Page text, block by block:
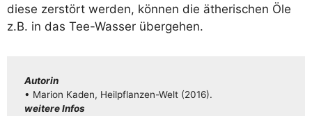
die­se zer­stört wer­den, kön­nen die äthe­ri­schen Öle
z.B. in das Tee-Was­ser übergehen.
Autorin
• Mari­on Kaden, Heil­pflan­­zen-Welt (2016).
wei­te­re Infos